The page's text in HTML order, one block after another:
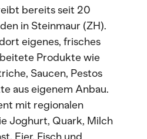
bereits seit 20
in Steinmaur (ZH).
eigenes, frisches
Produkte wie
Saucen, Pestos
aus eigenem Anbau.
mit regionalen
Joghurt, Quark, Milch